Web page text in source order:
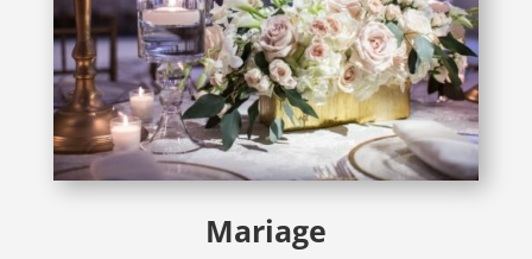
Mariage